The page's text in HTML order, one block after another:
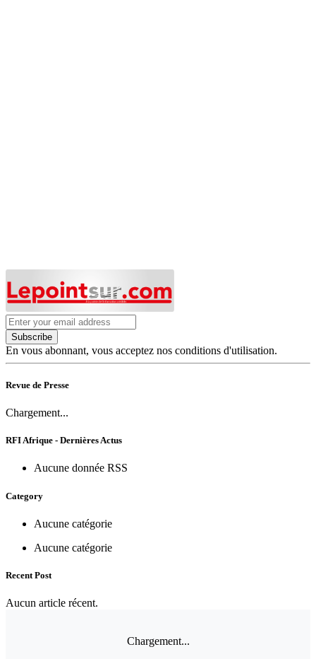
Subscribe
En vous abonnant, vous acceptez nos conditions d'utilisation.
Revue de Presse
Chargement...
RFI Afrique - Dernières Actus
Aucune donnée RSS
Category
Aucune catégorie
Aucune catégorie
Recent Post
Aucun article récent.
Chargement...